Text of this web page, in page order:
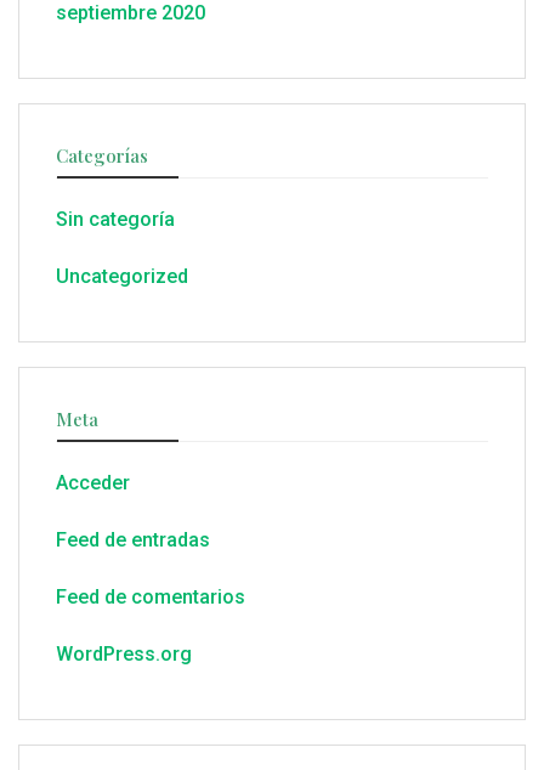
septiembre 2020
Categorías
Sin categoría
Uncategorized
Meta
Acceder
Feed de entradas
Feed de comentarios
WordPress.org